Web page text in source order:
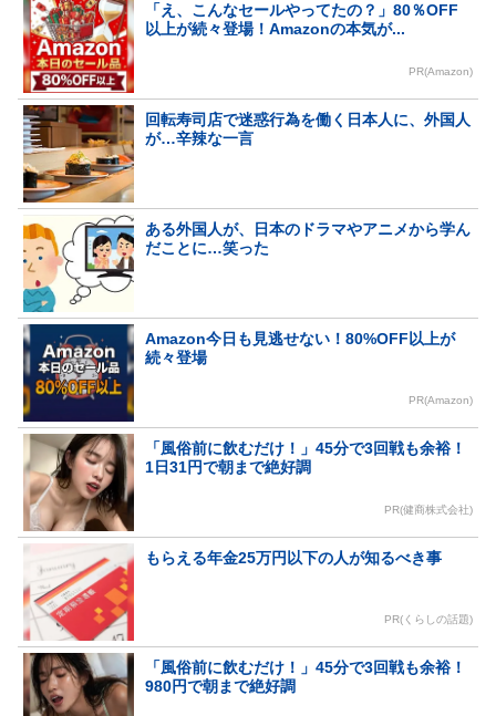
「え、こんなセールやってたの？」80％OFF
以上が続々登場！Amazonの本気が...
PR(Amazon)
回転寿司店で迷惑行為を働く日本人に、外国人
が…辛辣な一言
ある外国人が、日本のドラマやアニメから学ん
だことに…笑った
Amazon今日も見逃せない！80%OFF以上が
続々登場
PR(Amazon)
「風俗前に飲むだけ！」45分で3回戦も余裕！
1日31円で朝まで絶好調
PR(健商株式会社)
もらえる年金25万円以下の人が知るべき事
PR(くらしの話題)
「風俗前に飲むだけ！」45分で3回戦も余裕！
980円で朝まで絶好調